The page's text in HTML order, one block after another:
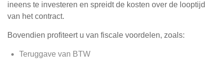
ineens te investeren en spreidt de kosten over de looptijd
van het contract.
Bovendien profiteert u van fiscale voordelen, zoals:
Teruggave van BTW